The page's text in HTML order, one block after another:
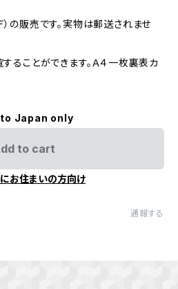
の販売です。実物は郵送されませ
ることができます。Ａ４一枚裏表カ
Japan only
to cart
お住まいの方向け
通報する